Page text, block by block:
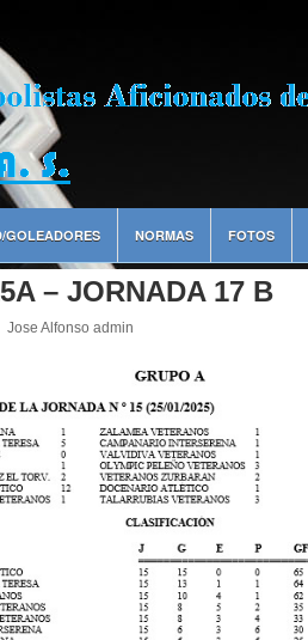
GOLEADORES NORMAS FOTOS
– JORNADA 17 B
Jose Alfonso admin